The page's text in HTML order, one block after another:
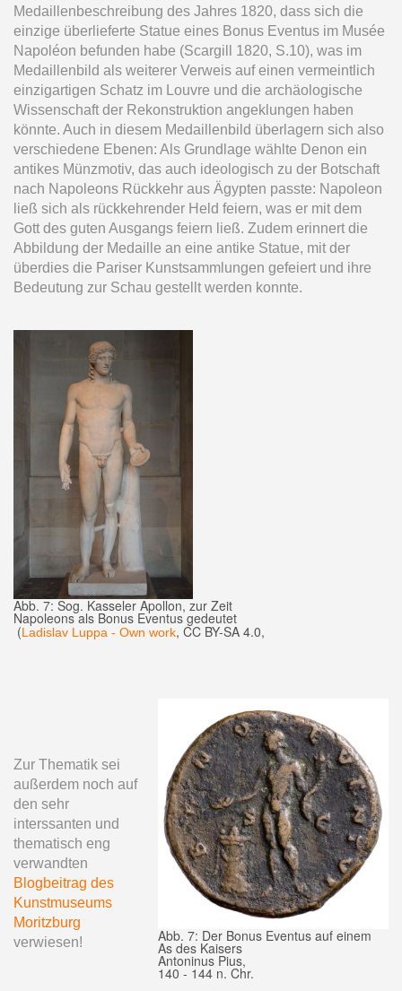
Medaillenbeschreibung des Jahres 1820, dass sich die
einzige überlieferte Statue eines Bonus Eventus im Musée
Napoléon befunden habe (Scargill 1820, S.10), was im
Medaillenbild als weiterer Verweis auf einen vermeintlich
einzigartigen Schatz im Louvre und die archäologische
Wissenschaft der Rekonstruktion angeklungen haben
könnte. Auch in diesem Medaillenbild überlagern sich also
verschiedene Ebenen: Als Grundlage wählte Denon ein
antikes Münzmotiv, das auch ideologisch zu der Botschaft
nach Napoleons Rückkehr aus Ägypten passte: Napoleon
ließ sich als rückkehrender Held feiern, was er mit dem
Gott des guten Ausgangs feiern ließ. Zudem erinnert die
Abbildung der Medaille an eine antike Statue, mit der
überdies die Pariser Kunstsammlungen gefeiert und ihre
Bedeutung zur Schau gestellt werden konnte.
Abb. 7: Sog. Kasseler Apollon, zur Zeit
Napoleons als Bonus Eventus gedeutet
(Ladislav Luppa - Own work, CC BY-SA 4.0,
Abb. 7: Der Bonus Eventus auf einem
As des Kaisers
Antoninus Pius,
140 - 144 n. Chr.
Zur Thematik sei
außerdem noch auf
den sehr
interssanten und
thematisch eng
verwandten
Blogbeitrag des
Kunstmuseums
Moritzburg
verwiesen!